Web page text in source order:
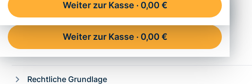
Weiter zur Kasse · 0,00 €
Ich kaufe für jemand anderen (z. B. Mitarbeiter)
Weiter zur Kasse · 0,00 €
Inhalt
Definition – Was ist das WEG?
Rechtliche Grundlage